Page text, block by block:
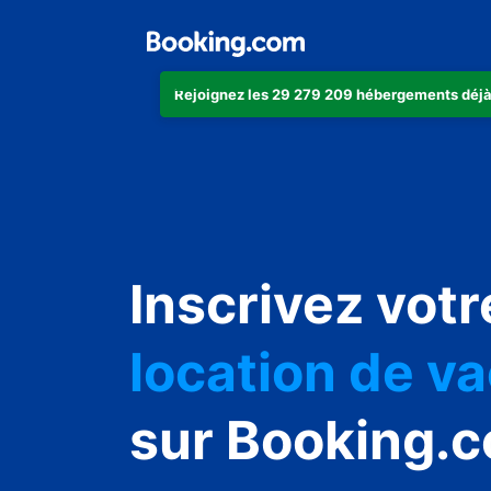
Rejoignez les 29 279 209 hébergements
Inscrivez
hôtel
location de
auberge de
sur